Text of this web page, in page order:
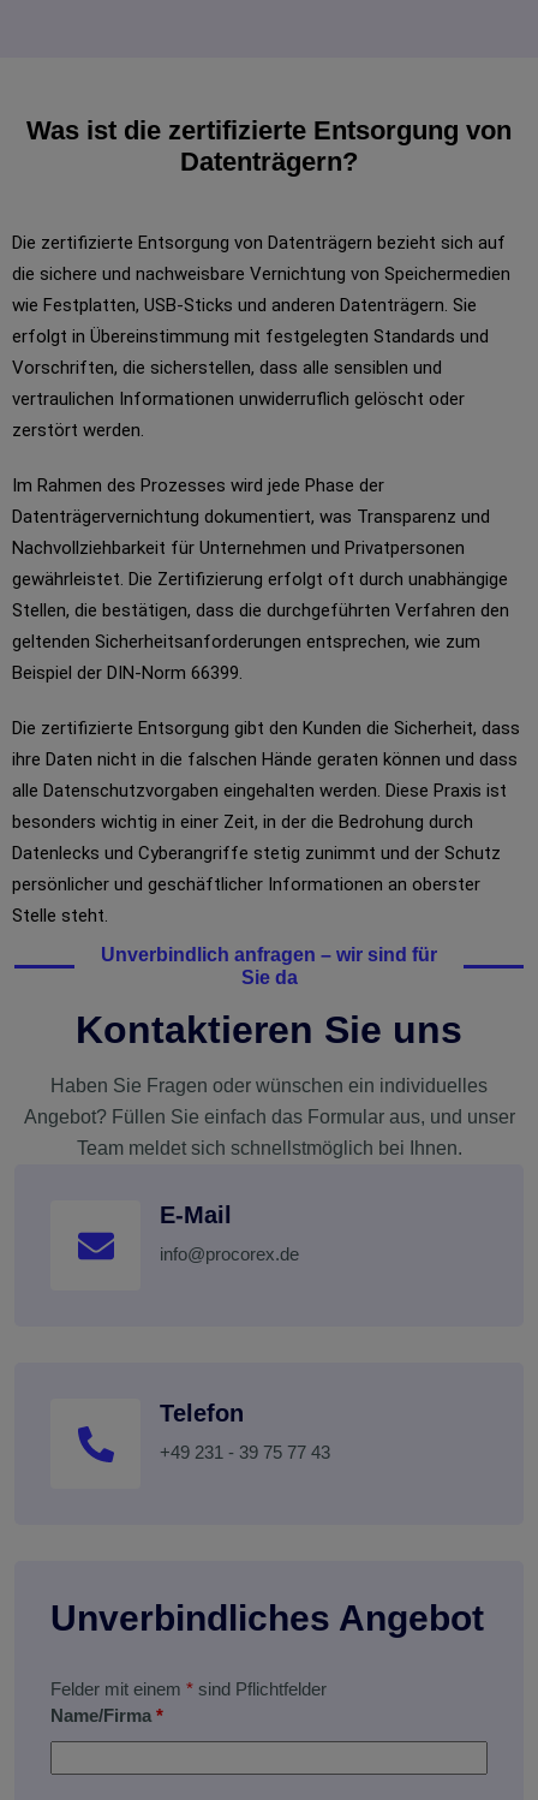
Was ist die zertifizierte Entsorgung von
Datenträgern?
Die zertifizierte Entsorgung von Datenträgern bezieht sich auf
die sichere und nachweisbare Vernichtung von Speichermedien
wie Festplatten, USB-Sticks und anderen Datenträgern. Sie
erfolgt in Übereinstimmung mit festgelegten Standards und
Vorschriften, die sicherstellen, dass alle sensiblen und
vertraulichen Informationen unwiderruflich gelöscht oder
zerstört werden.
Im Rahmen des Prozesses wird jede Phase der
Datenträgervernichtung dokumentiert, was Transparenz und
Nachvollziehbarkeit für Unternehmen und Privatpersonen
gewährleistet. Die Zertifizierung erfolgt oft durch unabhängige
Stellen, die bestätigen, dass die durchgeführten Verfahren den
geltenden Sicherheitsanforderungen entsprechen, wie zum
Beispiel der DIN-Norm 66399.
Die zertifizierte Entsorgung gibt den Kunden die Sicherheit, dass
ihre Daten nicht in die falschen Hände geraten können und dass
alle Datenschutzvorgaben eingehalten werden. Diese Praxis ist
besonders wichtig in einer Zeit, in der die Bedrohung durch
Datenlecks und Cyberangriffe stetig zunimmt und der Schutz
persönlicher und geschäftlicher Informationen an oberster
Stelle steht.
Unverbindlich anfragen – wir sind für
Sie da
Kontaktieren Sie uns
Haben Sie Fragen oder wünschen ein individuelles
Angebot? Füllen Sie einfach das Formular aus, und unser
Team meldet sich schnellstmöglich bei Ihnen.
E-Mail
info@procorex.de
Telefon
+49 231 - 39 75 77 43
Unverbindliches Angebot
Felder mit einem * sind Pflichtfelder
Name/Firma*